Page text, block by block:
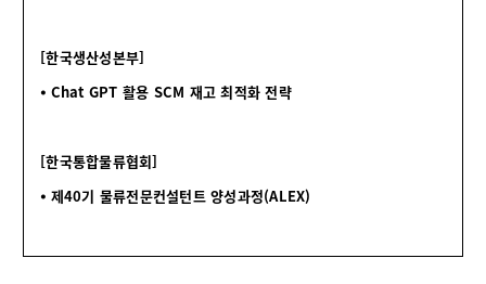
[한국생산성본부]
⦁ Chat GPT 활용 SCM 재고 최적화 전략
[한국통합물류협회]
⦁ 제40기 물류전문컨설턴트 양성과정(ALEX)